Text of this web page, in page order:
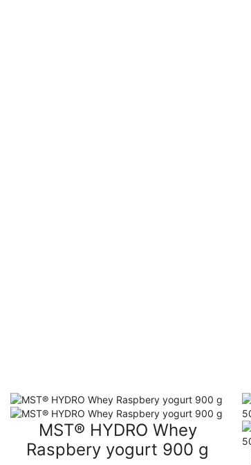
MST® HYDRO Whey
Raspbery yogurt 900 g